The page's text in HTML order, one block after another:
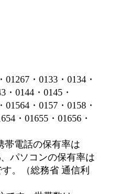
・0133・0134・
・0144・0145・
・0157・0158・
・01655・01656・
帯電話の保有率は
パソコンの保有率は
。（総務省 通信利